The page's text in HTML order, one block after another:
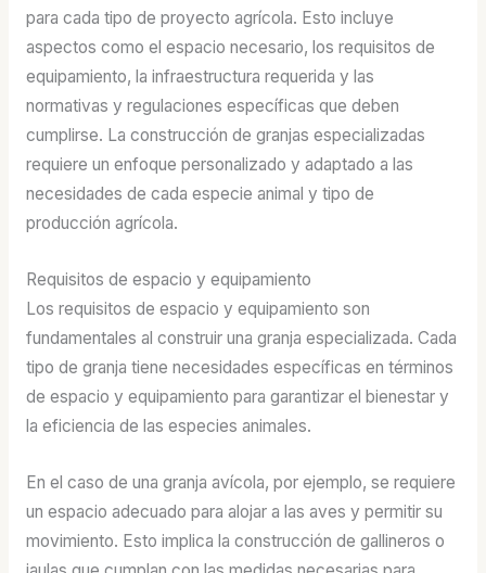
para cada tipo de proyecto agrícola. Esto incluye
aspectos como el espacio necesario, los requisitos de
equipamiento, la infraestructura requerida y las
normativas y regulaciones específicas que deben
cumplirse. La construcción de granjas especializadas
requiere un enfoque personalizado y adaptado a las
necesidades de cada especie animal y tipo de
producción agrícola.
Requisitos de espacio y equipamiento
Los requisitos de espacio y equipamiento son
fundamentales al construir una granja especializada. Cada
tipo de granja tiene necesidades específicas en términos
de espacio y equipamiento para garantizar el bienestar y
la eficiencia de las especies animales.
En el caso de una granja avícola, por ejemplo, se requiere
un espacio adecuado para alojar a las aves y permitir su
movimiento. Esto implica la construcción de gallineros o